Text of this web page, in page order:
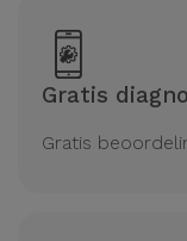
Gratis
Gratis